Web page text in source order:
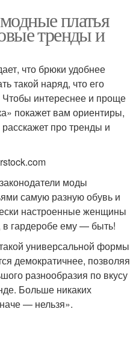
платья
тренды и
что брюки удобнее
такой наряд, что его
Чтобы интереснее и проще
покажет вам ориентиры,
про тренды и
моды
самую разную обувь и
настроенные женщины
в гардеробе ему — быть!
универсальной формы
демократичнее, позволяя
разнообразия по вкусу
Больше никаких
— нельзя».